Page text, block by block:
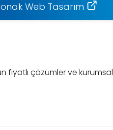
Web Tasarım
çözümler ve